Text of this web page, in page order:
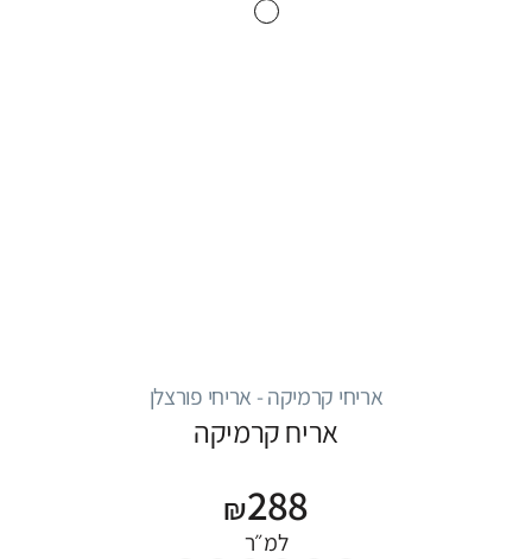
אריחי קרמיקה - אריחי פורצלן
אריח קרמיקה
₪288
למ״ר